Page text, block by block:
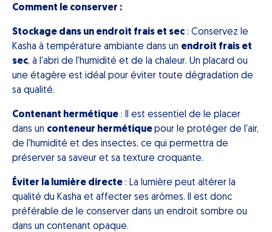
Comment le conserver :
Stockage dans un endroit frais et sec : Conservez le
Kasha à température ambiante dans un endroit frais et
sec, à l'abri de l'humidité et de la chaleur. Un placard ou
une étagère est idéal pour éviter toute dégradation de
sa qualité.
Contenant hermétique : Il est essentiel de le placer
dans un conteneur hermétiquepour le protéger de l'air,
de l'humidité et des insectes, ce qui permettra de
préserver sa saveur et sa texture croquante.
Éviter la lumière directe : La lumière peut altérer la
qualité du Kasha et affecter ses arômes. Il est donc
préférable de le conserver dans un endroit sombre ou
dans un contenant opaque.